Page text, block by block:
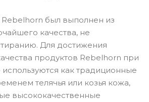
был выполнен из
качества, не
Для достижения
продуктов Rebelhorn при
как традиционные
телячья или козья кожа,
высококачественные